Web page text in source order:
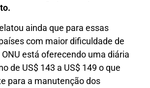
ainda que para essas
com maior dificuldade de
está oferecendo uma diária
de US$ 143 a US$ 149 o que
para a manutenção dos